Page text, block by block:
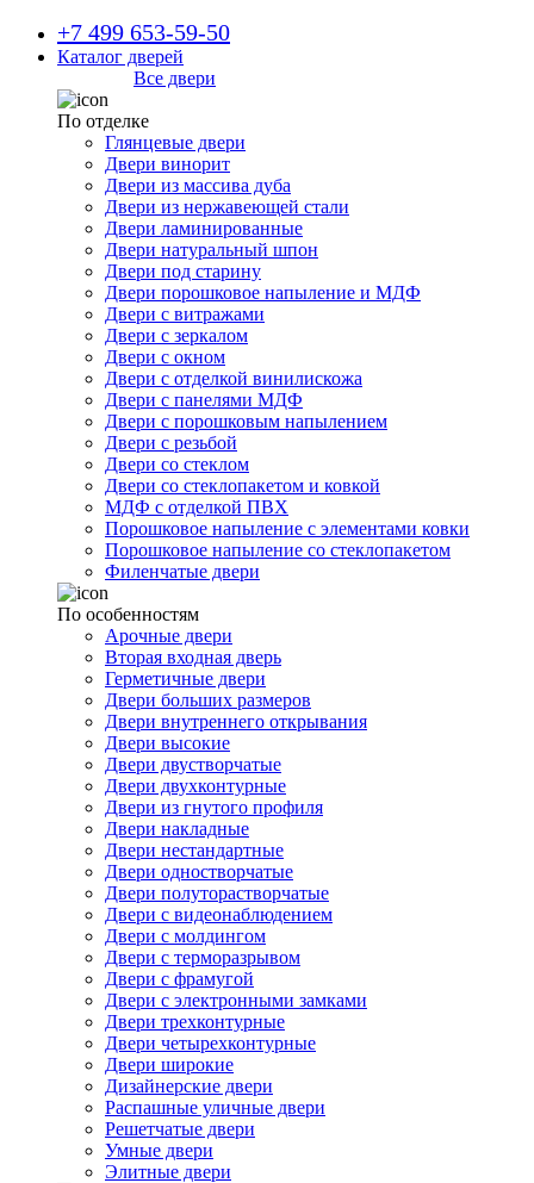
+7 499 653-59-50
Каталог дверей
Все двери
По отделке
Глянцевые двери
Двери винорит
Двери из массива дуба
Двери из нержавеющей стали
Двери ламинированные
Двери натуральный шпон
Двери под старину
Двери порошковое напыление и МДФ
Двери с витражами
Двери с зеркалом
Двери с окном
Двери с отделкой винилискожа
Двери с панелями МДФ
Двери с порошковым напылением
Двери с резьбой
Двери со стеклом
Двери со стеклопакетом и ковкой
МДФ с отделкой ПВХ
Порошковое напыление с элементами ковки
Порошковое напыление со стеклопакетом
Филенчатые двери
По особенностям
Арочные двери
Вторая входная дверь
Герметичные двери
Двери больших размеров
Двери внутреннего открывания
Двери высокие
Двери двустворчатые
Двери двухконтурные
Двери из гнутого профиля
Двери накладные
Двери нестандартные
Двери одностворчатые
Двери полуторастворчатые
Двери с видеонаблюдением
Двери с молдингом
Двери с терморазрывом
Двери с фрамугой
Двери с электронными замками
Двери трехконтурные
Двери четырехконтурные
Двери широкие
Дизайнерские двери
Распашные уличные двери
Решетчатые двери
Умные двери
Элитные двери